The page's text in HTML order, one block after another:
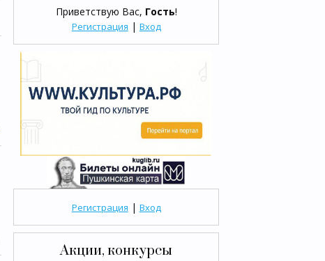
Приветствую Вас, Гость!
Регистрация | Вход
Регистрация | Вход
Акции, конкурсы